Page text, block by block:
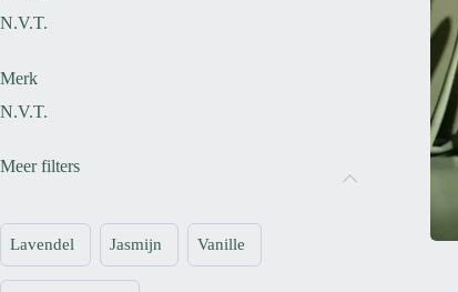
N.V.T.
Merk
N.V.T.
Meer filters
Lavendel Jasmijn Vanille